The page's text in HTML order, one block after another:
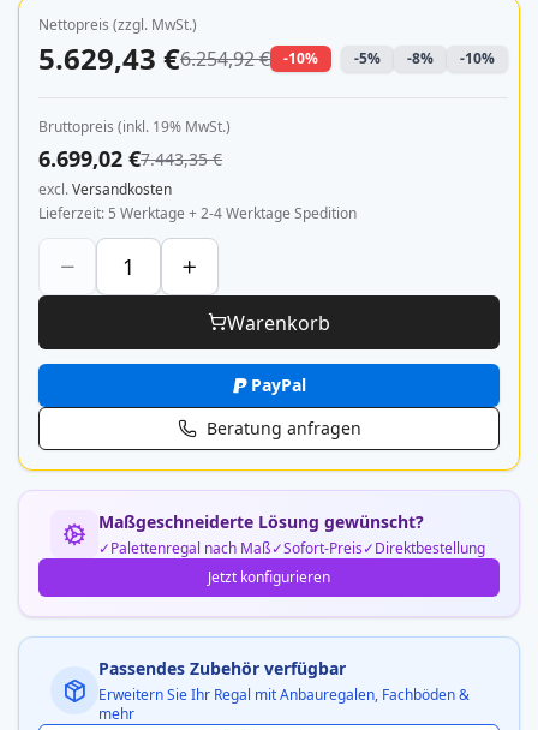
Nettopreis (zzgl. MwSt.)
5.629,43 €6.254,92 € -10% -5% -8% -10%
Bruttopreis (inkl. 19% MwSt.)
6.699,02 €7.443,35 €
excl.Versandkosten
Lieferzeit 5 Werktage + 2-4 Werktage Spedition
Warenkorb
PayPal
Beratung anfragen
Maßgeschneiderte Lösung gewünscht?
Palettenregal nach Maß Sofort-Preis
Direktbestellung
Jetzt konfigurieren
Passendes Zubehör verfügbar
Erweitern Sie Ihr Regal mit Anbauregalen, Fachböden &
mehr